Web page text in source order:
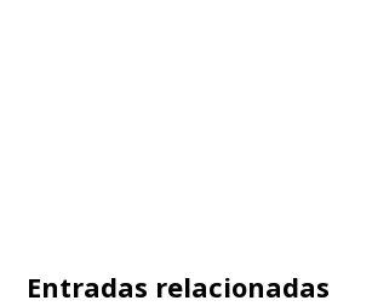
Entradas relacionadas